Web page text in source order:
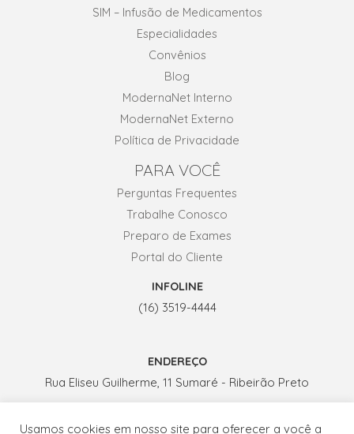
SIM – Infusão de Medicamentos
Especialidades
Convênios
Blog
ModernaNet Interno
ModernaNet Externo
Política de Privacidade
PARA VOCÊ
Perguntas Frequentes
Trabalhe Conosco
Preparo de Exames
Portal do Cliente
INFOLINE
(16) 3519-4444
ENDEREÇO
Rua Eliseu Guilherme, 11 Sumaré - Ribeirão Preto
Usamos cookies em nosso site para oferecer a você a